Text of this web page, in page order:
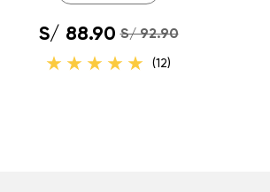
S/ 88.90 S/ 92.90
(12)